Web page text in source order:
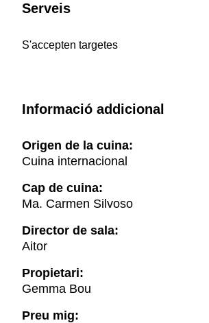
Serveis
S'accepten targetes
Informació addicional
Origen de la cuina:
Cuina internacional
Cap de cuina:
Ma. Carmen Silvoso
Director de sala:
Aitor
Propietari:
Gemma Bou
Preu mig: